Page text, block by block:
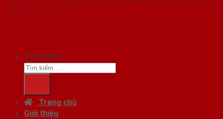
chủ quản SaigonDoor
Tìm kiếm:
Trang chủ
Giới thiệu